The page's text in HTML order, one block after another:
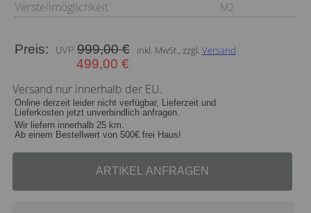
Verstellmöglichkeit M2
Preis:
999,00 €
499,00 €
inkl. MwSt., zzgl. Versand
Versand nur innerhalb der EU.
Online derzeit leider nicht verfügbar, Lieferzeit und
Lieferkosten jetzt unverbindlich anfragen.
Wir liefern innerhalb 25 km.
Ab einem Bestellwert von 500€ frei Haus!
ARTIKEL ANFRAGEN